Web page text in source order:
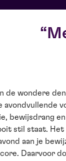
de wondere
avondvullende
bewijsdrang
stil staat. Het
aan je
Daarvoor